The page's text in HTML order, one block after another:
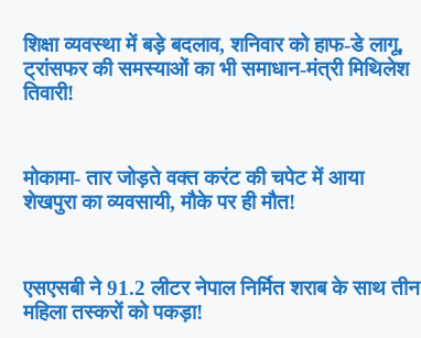
शिक्षा व्यवस्था में बड़े बदलाव, शनिवार को हाफ-डे लागू,
ट्रांसफर की समस्याओं का भी समाधान-मंत्री मिथिलेश
तिवारी!
मोकामा- तार जोड़ते वक्त करंट की चपेट में आया
शेखपुरा का व्यवसायी, मौके पर ही मौत!
एसएसबी ने 91.2 लीटर नेपाल निर्मित शराब के साथ तीन
महिला तस्करों को पकड़ा!